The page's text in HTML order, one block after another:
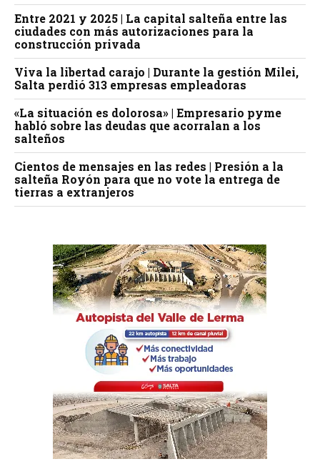
Entre 2021 y 2025 | La capital salteña entre las
ciudades con más autorizaciones para la
construcción privada
Viva la libertad carajo | Durante la gestión Milei,
Salta perdió 313 empresas empleadoras
«La situación es dolorosa» | Empresario pyme
habló sobre las deudas que acorralan a los
salteños
Cientos de mensajes en las redes | Presión a la
salteña Royón para que no vote la entrega de
tierras a extranjeros